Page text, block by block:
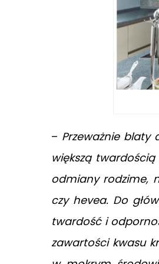
– Przeważnie blaty
większą
odmiany rodzime,
czy hevea. Do
twardość i
zawartości kwasu